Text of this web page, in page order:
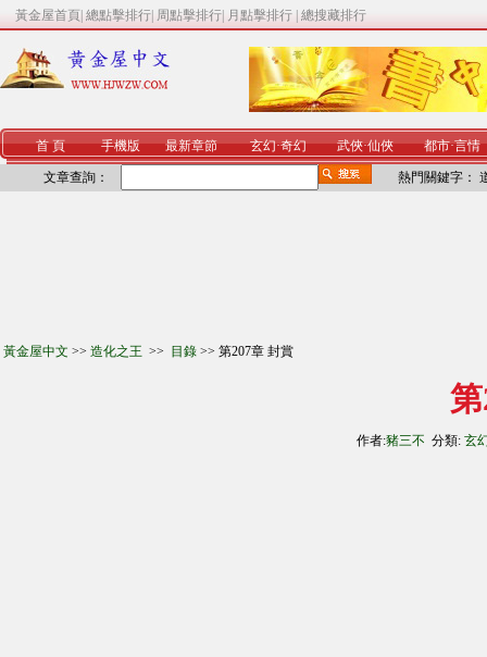
黃金屋首頁 總點擊排行 周點擊排行 月點擊排行 總搜藏排行
首 頁 手機版 最新章節 玄幻·奇幻 武俠·仙俠 都市·言情
文章查詢： 熱門關鍵字：
黃金屋中文 >> 造化之王 >> 目錄 >> 第207章 封賞
作者:豬三不 分類: 玄